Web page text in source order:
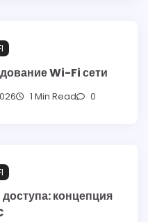
Wi-Fi сети
1 Min Read 0
концепция